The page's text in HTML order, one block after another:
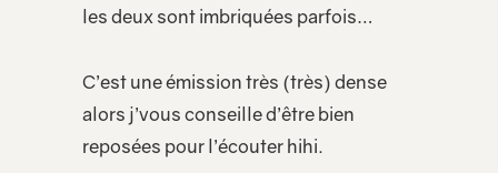
les deux sont imbriquées parfois…
C’est une émission très (très) dense
alors j’vous conseille d’être bien
reposées pour l’écouter hihi.